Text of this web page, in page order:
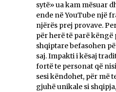
sytë» ua kam mësuar
ende në YouTube një
njërës prej provave.
për herë të parë
shqiptare befasohen
saj. Impakti i kësaj
fortë te personat që
sesi këndohet, për më
gjuhë unikale si